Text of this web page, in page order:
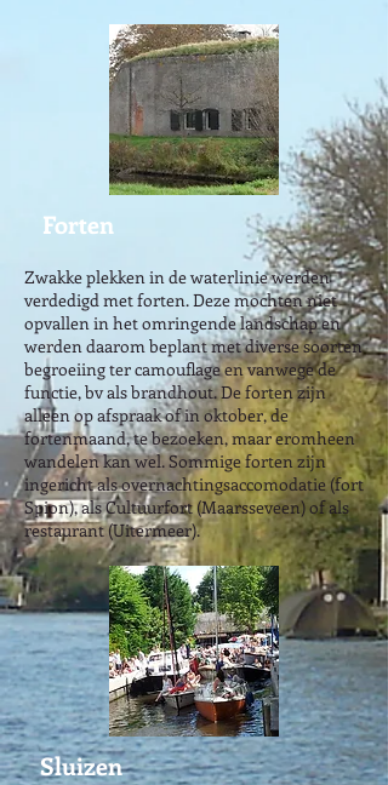
Forten
Zwakke plekken in de waterlinie werden
verdedigd met forten. Deze mochten niet
opvallen in het omringende landschap en
werden daarom beplant met diverse soorten
begroeiing ter camouflage en vanwege de
functie, bv als brandhout. De forten zijn
alleen op afspraak of in oktober, de
fortenmaand, te bezoeken, maar eromheen
wandelen kan wel. Sommige forten zijn
ingericht als overnachtingsaccomodatie (fort
Spion), als Cultuurfort (Maarsseveen) of als
restaurant (Uitermeer).
Sluizen